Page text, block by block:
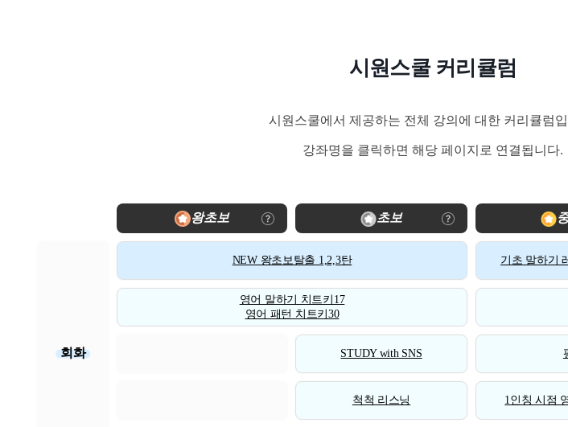
시원스쿨 커리큘럼
시원스쿨에서 제공하는 전체 강의에 대한 커리큘럼
강좌명을 클릭하면 해당 페이지로 연결됩니다.
왕초보 초보
회화
NEW 왕초보탈출 1,2,3탄 기초 말하기
영어 말하기 치트키17
영어 패턴 치트키30
STUDY with SNS
척척 리스닝 1인칭 시점